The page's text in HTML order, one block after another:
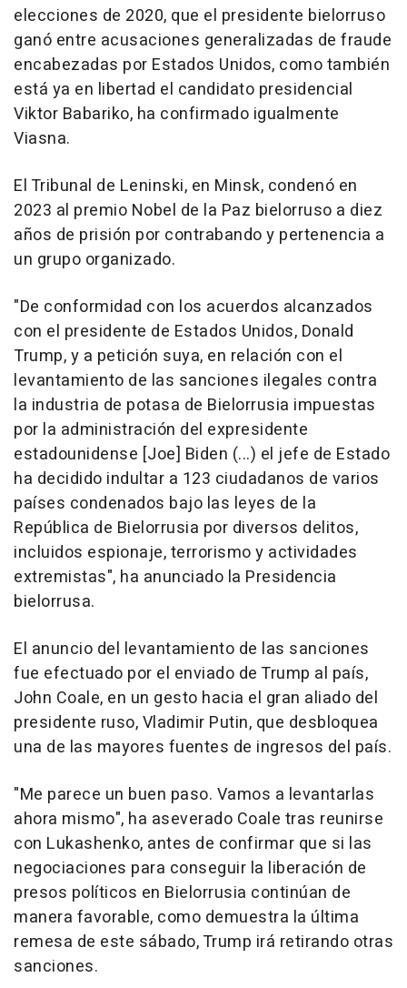
elecciones de 2020, que el presidente bielorruso
ganó entre acusaciones generalizadas de fraude
encabezadas por Estados Unidos, como también
está ya en libertad el candidato presidencial
Viktor Babariko, ha confirmado igualmente
Viasna.
El Tribunal de Leninski, en Minsk, condenó en
2023 al premio Nobel de la Paz bielorruso a diez
años de prisión por contrabando y pertenencia a
un grupo organizado.
"De conformidad con los acuerdos alcanzados
con el presidente de Estados Unidos, Donald
Trump, y a petición suya, en relación con el
levantamiento de las sanciones ilegales contra
la industria de potasa de Bielorrusia impuestas
por la administración del expresidente
estadounidense [Joe] Biden (...) el jefe de Estado
ha decidido indultar a 123 ciudadanos de varios
países condenados bajo las leyes de la
República de Bielorrusia por diversos delitos,
incluidos espionaje, terrorismo y actividades
extremistas", ha anunciado la Presidencia
bielorrusa.
El anuncio del levantamiento de las sanciones
fue efectuado por el enviado de Trump al país,
John Coale, en un gesto hacia el gran aliado del
presidente ruso, Vladimir Putin, que desbloquea
una de las mayores fuentes de ingresos del país.
"Me parece un buen paso. Vamos a levantarlas
ahora mismo", ha aseverado Coale tras reunirse
con Lukashenko, antes de confirmar que si las
negociaciones para conseguir la liberación de
presos políticos en Bielorrusia continúan de
manera favorable, como demuestra la última
remesa de este sábado, Trump irá retirando otras
sanciones.